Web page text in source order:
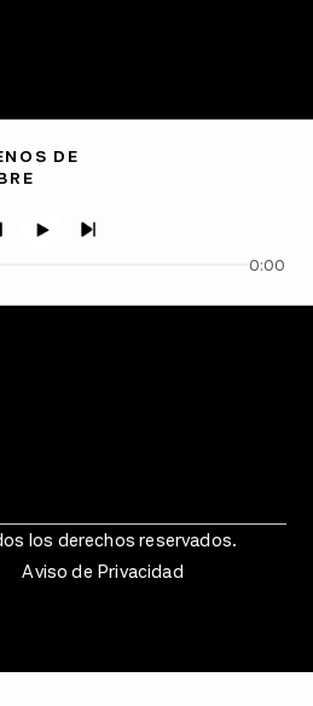
DE
0:00
los derechos reservados.
Aviso de Privacidad